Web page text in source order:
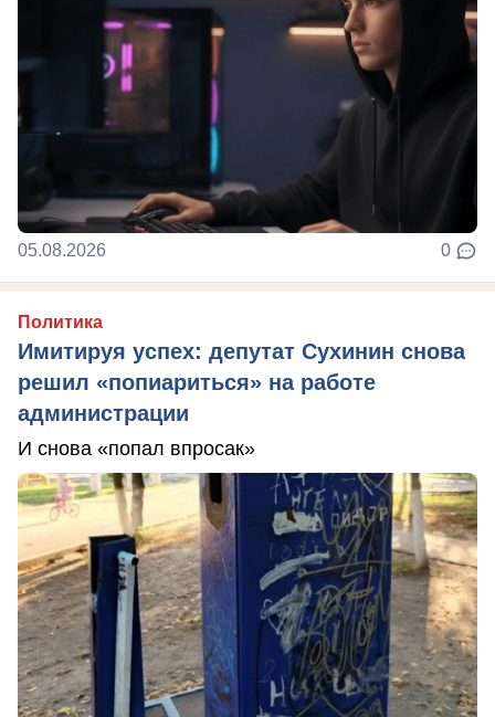
05.08.2026 0
Политика
Имитируя успех: депутат Сухинин снова
решил «попиариться» на работе
администрации
И снова «попал впросак»